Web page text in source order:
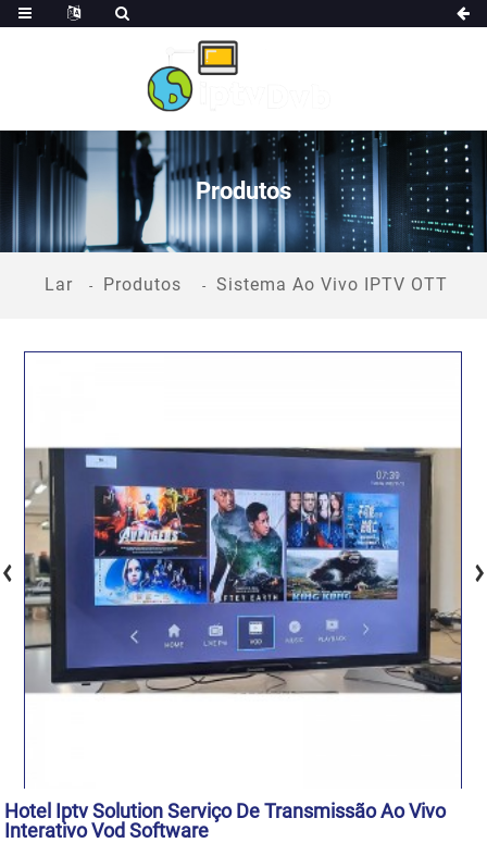
Produtos
Lar Produtos Sistema Ao Vivo IPTV OTT
Hotel Iptv Solution Serviço De Transmissão Ao Vivo
Interativo Vod Software